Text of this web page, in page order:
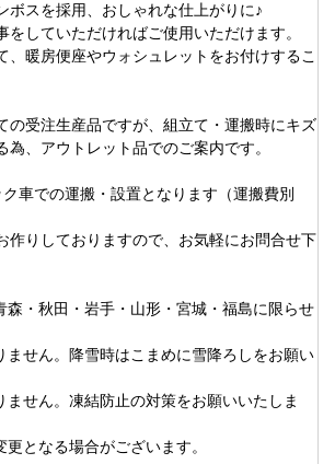
ボスを採用、おしゃれな仕上がりに♪
をしていただければご使用いただけます。
、暖房便座やウォシュレットをお付けするこ
の受注生産品ですが、組立て・運搬時にキズ
為、アウトレット品でのご案内です。
車での運搬・設置となります（運搬費別
作りしておりますので、お気軽にお問合せ下
・秋田・岩手・山形・宮城・福島に限らせ
せん。降雪時はこまめに雪降ろしをお願い
せん。凍結防止の対策をお願いいたしま
となる場合がございます。